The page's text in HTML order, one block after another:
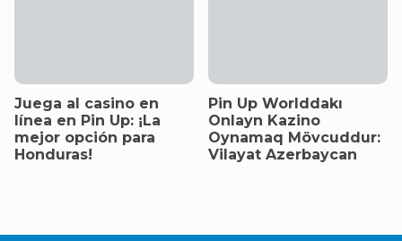
Juega al casino en
línea en Pin Up: ¡La
mejor opción para
Honduras!
Pin Up Worlddakı
Onlayn Kazino
Oynamaq Mövcuddur:
Vilayat Azerbaycan